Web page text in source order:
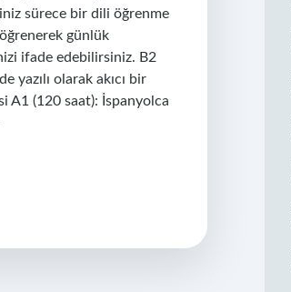
sürece bir dili öğrenme
günlük
ifade edebilirsiniz. B2
olarak akıcı bir
A1 (120 saat): İspanyolca